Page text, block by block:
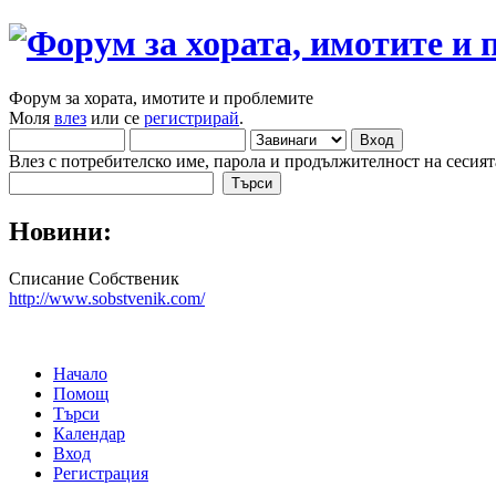
Форум за хората, имотите и проблемите
Моля влез или се регистрирай.
Влез с потребителско име, парола и продължителност на
Новини:
Списание Собственик
http://www.sobstvenik.com/
Начало
Помощ
Търси
Календар
Вход
Регистрация